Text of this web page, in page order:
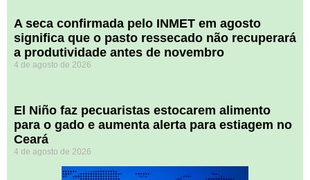
A seca confirmada pelo INMET em agosto
significa que o pasto ressecado não recuperará
a produtividade antes de novembro
4 de agosto de 2026
El Niño faz pecuaristas estocarem alimento
para o gado e aumenta alerta para estiagem no
Ceará
4 de agosto de 2026